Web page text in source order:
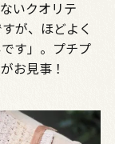
いクオリテ
が、ほどよく
す」。プチプ
お見事！